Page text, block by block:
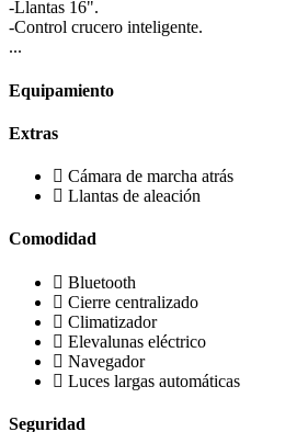
-Llantas 16".
-Control crucero inteligente.
...
Equipamiento
Extras
Cámara de marcha atrás
Llantas de aleación
Comodidad
Bluetooth
Cierre centralizado
Climatizador
Elevalunas eléctrico
Navegador
Luces largas automáticas
Seguridad